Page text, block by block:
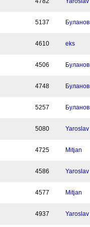
5137
4610 eks
4506
4748
5257
5080
4725 Mitjan
4586
4577 Mitjan
4937